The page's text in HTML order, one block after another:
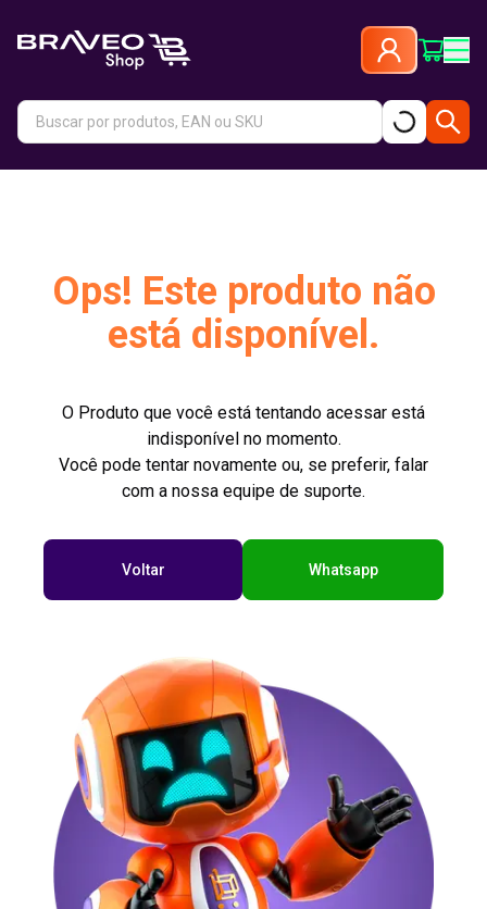
Ops! Este produto não
está disponível.
O Produto que você está tentando acessar está
indisponível no momento.
Você pode tentar novamente ou, se preferir, falar
com a nossa equipe de suporte.
Voltar Whatsapp